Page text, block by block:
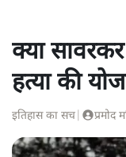
क्या
हत्या की
इतिहास का सच प्रमोद